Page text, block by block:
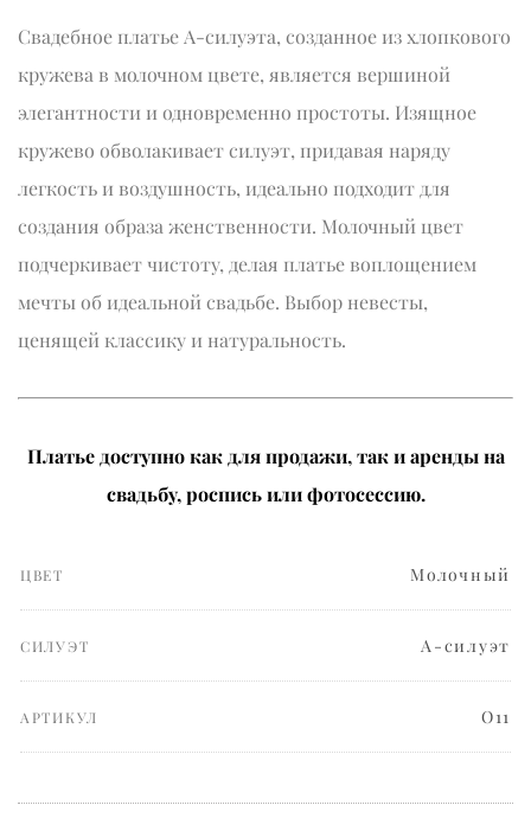
Свадебное платье А-силуэта, созданное из хлопкового
кружева в молочном цвете, является вершиной
элегантности и одновременно простоты. Изящное
кружево обволакивает силуэт, придавая наряду
легкость и воздушность, идеально подходит для
создания образа женственности. Молочный цвет
подчеркивает чистоту, делая платье воплощением
мечты об идеальной свадьбе. Выбор невесты,
ценящей классику и натуральность.
Платье доступно как для продажи, так и аренды на
свадьбу, роспись или фотосессию.
ЦВЕТ Mолочный
СИЛУЭТ А-силуэт
АРТИКУЛ О11